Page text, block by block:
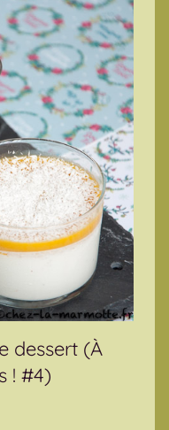
dessert (À
! #4)